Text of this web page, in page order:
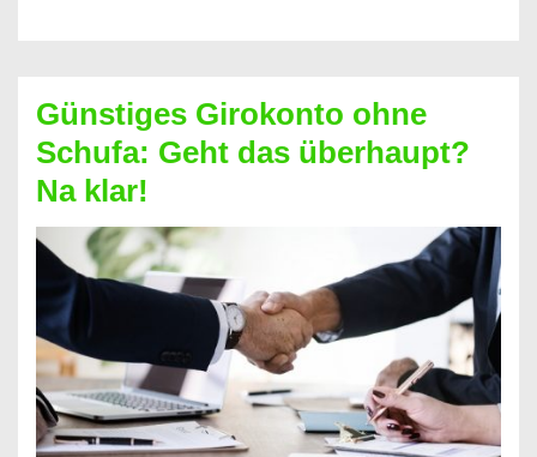
dabei
profitieren
–
So
funktioniert’s
Günstiges Girokonto ohne
Schufa: Geht das überhaupt?
Na klar!